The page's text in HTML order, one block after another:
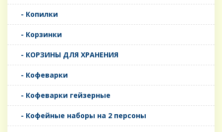
- Копилки
- Корзинки
- КОРЗИНЫ ДЛЯ ХРАНЕНИЯ
- Кофеварки
- Кофеварки гейзерные
- Кофейные наборы на 2 персоны